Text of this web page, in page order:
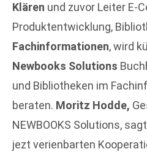
Klären und zuvor Leiter E-
Produktentwicklung,
Fachinformationen, wird
Newbooks Solutions
und Bibliotheken im
beraten. Moritz Hodde,
NEWBOOKS Solutions,
jezt verienbarten